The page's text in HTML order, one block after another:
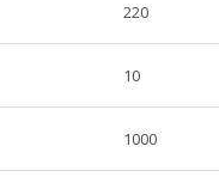
220
10
1000